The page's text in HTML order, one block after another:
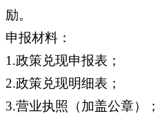
励。
申报材料：
1.政策兑现申报表；
2.政策兑现明细表；
3.营业执照（加盖公章）；